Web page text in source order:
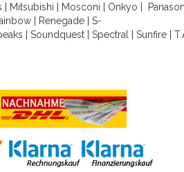
Mitsubishi Mosconi Onkyo
| Renegade| S-
Soundquest Spectral Sunfire